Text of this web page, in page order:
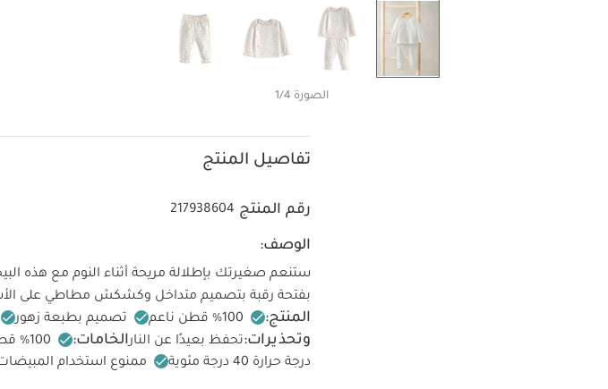
الصورة 1/4
تفاصيل المنتج
رقم المنتج 217938604
الوصف:
بفتحة رقبة بتصميم متداخل وكشكش مطاطي على
المنتج:
تصميم بطبعة زهور
وتحذيرات:تحفظ بعيدًا عن النارالخامات: 100‏‏%‏‏ قطن
درجة حرارة 40 درجة مئوية
ممنوع استخدام